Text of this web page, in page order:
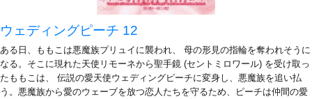
ウェディングピーチ 12
ある日、ももこは悪魔族プリュイに襲われ、 母の形見の指輪を奪われそうに
なる。そこに現れた天使リモーネから聖手鏡 (セントミロワール) を受け取っ
たももこは、 伝説の愛天使ウェディングピーチに変身し、悪魔族を追い払
う。悪魔族から愛のウェーブを放つ恋人たちを守るため、ピーチは仲間の愛